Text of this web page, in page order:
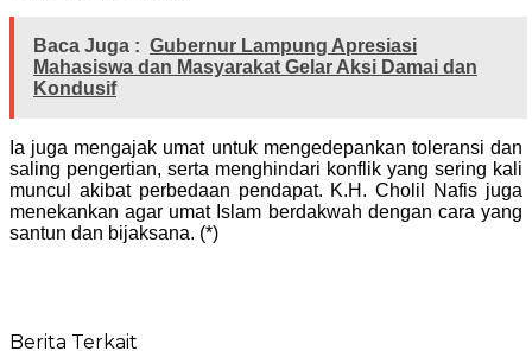
Baca Juga : Gubernur Lampung Apresiasi
Mahasiswa dan Masyarakat Gelar Aksi Damai dan
Kondusif
Ia juga mengajak umat untuk mengedepankan toleransi dan
saling pengertian, serta menghindari konflik yang sering kali
muncul akibat perbedaan pendapat. K.H. Cholil Nafis juga
menekankan agar umat Islam berdakwah dengan cara yang
santun dan bijaksana. (*)
Berita Terkait